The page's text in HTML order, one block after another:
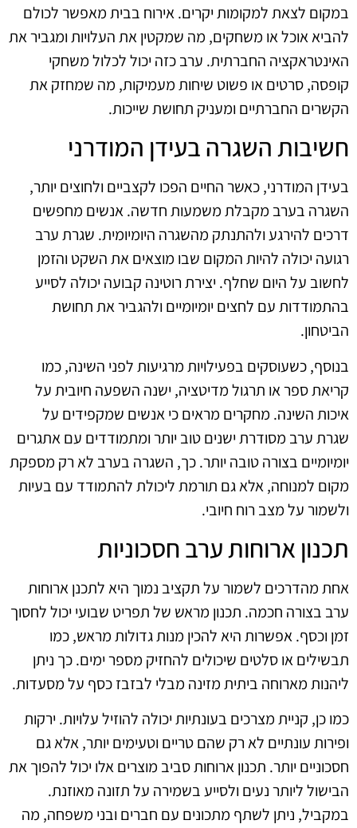
במקום לצאת למקומות יקרים. אירוח בבית מאפשר לכולם
להביא אוכל או משחקים, מה שמקטין את העלויות ומגביר את
האינטראקציה החברתית. ערב כזה יכול לכלול משחקי
קופסה, סרטים או פשוט שיחות מעמיקות, מה שמחזק את
הקשרים החברתיים ומעניק תחושת שייכות.
חשיבות השגרה בעידן המודרני
בעידן המודרני, כאשר החיים הפכו לקצביים ולחוצים יותר,
השגרה בערב מקבלת משמעות חדשה. אנשים מחפשים
דרכים להירגע ולהתנתק מהשגרה היומיומית. שגרת ערב
רגועה יכולה להיות המקום שבו מוצאים את השקט והזמן
לחשוב על היום שחלף. יצירת רוטינה קבועה יכולה לסייע
בהתמודדות עם לחצים יומיומיים ולהגביר את תחושת
הביטחון.
בנוסף, כשעוסקים בפעילויות מרגיעות לפני השינה, כמו
קריאת ספר או תרגול מדיטציה, ישנה השפעה חיובית על
איכות השינה. מחקרים מראים כי אנשים שמקפידים על
שגרת ערב מסודרת ישנים טוב יותר ומתמודדים עם אתגרים
יומיומיים בצורה טובה יותר. כך, השגרה בערב לא רק מספקת
מקום למנוחה, אלא גם תורמת ליכולת להתמודד עם בעיות
ולשמור על מצב רוח חיובי.
תכנון ארוחות ערב חסכוניות
אחת מהדרכים לשמור על תקציב נמוך היא לתכנן ארוחות
ערב בצורה חכמה. תכנון מראש של תפריט שבועי יכול לחסוך
זמן וכסף. אפשרות היא להכין מנות גדולות מראש, כמו
תבשילים או סלטים שיכולים להחזיק מספר ימים. כך ניתן
ליהנות מארוחה ביתית מזינה מבלי לבזבז כסף על מסעדות.
כמו כן, קניית מצרכים בעונתיות יכולה להוזיל עלויות. ירקות
ופירות עונתיים לא רק שהם טריים וטעימים יותר, אלא גם
חסכוניים יותר. תכנון ארוחות סביב מוצרים אלו יכול להפוך את
הבישול ליותר נעים ולסייע בשמירה על תזונה מאוזנת.
במקביל, ניתן לשתף מתכונים עם חברים ובני משפחה, מה